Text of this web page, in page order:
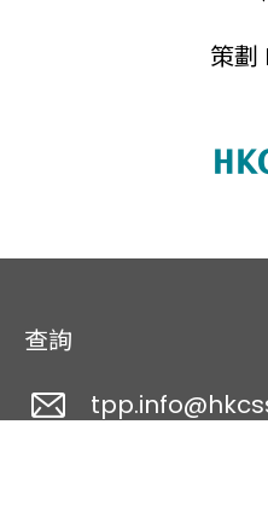
策
查詢